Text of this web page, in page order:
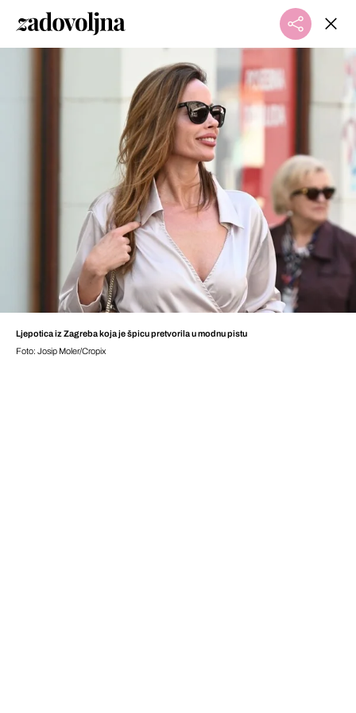
Ljepotica iz Zagreba koja je špicu pretvorila u modnu pistu
Foto: Josip Moler/Cropix